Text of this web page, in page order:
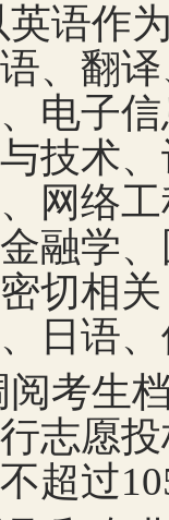
英语作
、翻
电子
技术
网络
融学
切相
日语
阅考生
志愿
超过